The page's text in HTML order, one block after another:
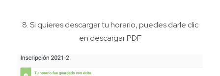
8. Si quieres descargar tu horario, puedes darle clic
en descargar PDF